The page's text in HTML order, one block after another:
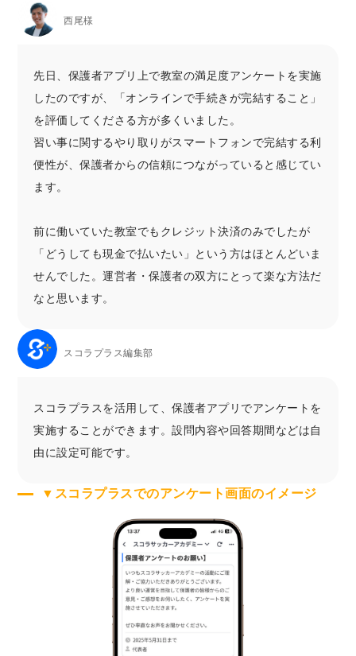
西尾様
先日、保護者アプリ上で教室の満足度アンケートを実施
したのですが、「オンラインで手続きが完結すること」
を評価してくださる方が多くいました。
習い事に関するやり取りがスマートフォンで完結する利
便性が、保護者からの信頼につながっていると感じてい
ます。
前に働いていた教室でもクレジット決済のみでしたが
「どうしても現金で払いたい」という方はほとんどいま
せんでした。運営者・保護者の双方にとって楽な方法だ
なと思います。
スコラプラス編集部
スコラプラスを活用して、保護者アプリでアンケートを
実施することができます。設問内容や回答期間などは自
由に設定可能です。
▼スコラプラスでのアンケート画面のイメージ